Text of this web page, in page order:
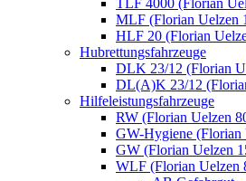
TLF 4000 (Florian
MLF (Florian Uelzen
HLF 20 (Florian
Hubrettungsfahrzeuge
DLK 23/12 (Florian
DL(A)K 23/12
Hilfeleistungsfahrzeuge
RW (Florian Uelzen
GW-Hygiene (Florian
GW (Florian Uelzen
WLF (Florian Uelzen